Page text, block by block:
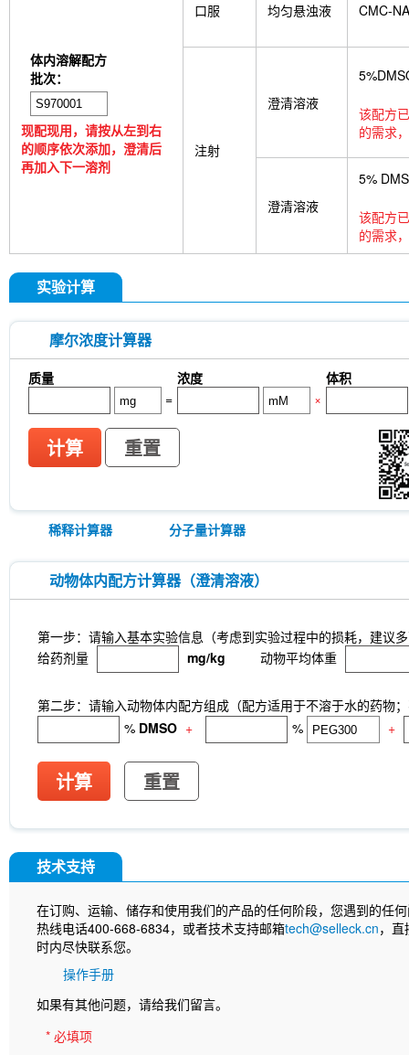
体内溶解配方
批次：
现配现用，请按从左到右
的顺序依次添加，澄清后
再加入下一溶剂
口服 均匀悬浊液 CMC-NA
注射
澄清溶液
该配方
的需求
澄清溶液
5%
该配方
的需求
实验计算
摩尔浓度计算器
质量 浓度
体积
=
×
计算 重置
稀释计算器 分子量计算器
动物体内配方计算器（澄清溶液）
第一步：请输入基本实验信息（考虑到实验过程中的损耗，建议
给药剂量
mg/kg 动物平均体重
第二步：请输入动物体内配方组成（配方适用于不溶于水的药物
% DMSO + % +
计算 重置
技术支持
在订购、运输、储存和使用我们的产品的任何阶段，您遇到的任
热线电话400-668-6834，或者技术支持邮箱tech@selleck.cn，
时内尽快联系您。
操作手册
如果有其他问题，请给我们留言。
* 必填项